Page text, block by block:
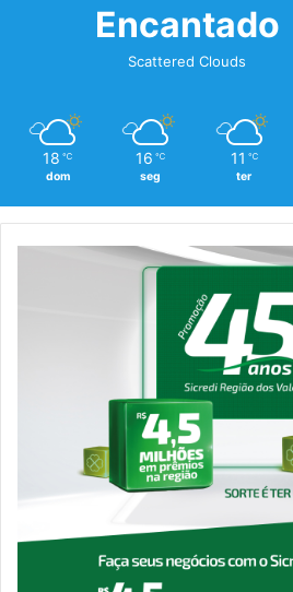
Encantado
Scattered Clouds
18 ℃
dom
16 ℃
seg
11 ℃
ter